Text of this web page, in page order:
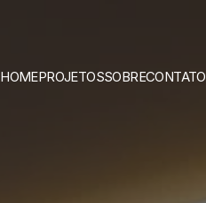
HOMEPROJETOSSOBRECONTATO